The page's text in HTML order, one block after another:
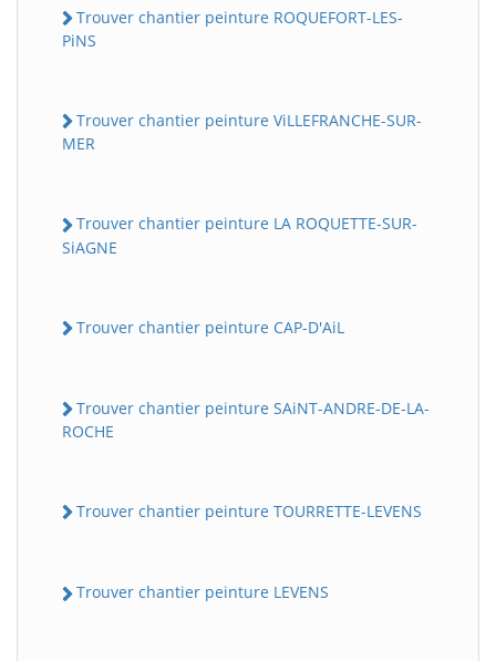
Trouver chantier peinture ROQUEFORT-LES-
PiNS
Trouver chantier peinture ViLLEFRANCHE-SUR-
MER
Trouver chantier peinture LA ROQUETTE-SUR-
SiAGNE
Trouver chantier peinture CAP-D'AiL
Trouver chantier peinture SAiNT-ANDRE-DE-LA-
ROCHE
Trouver chantier peinture TOURRETTE-LEVENS
Trouver chantier peinture LEVENS